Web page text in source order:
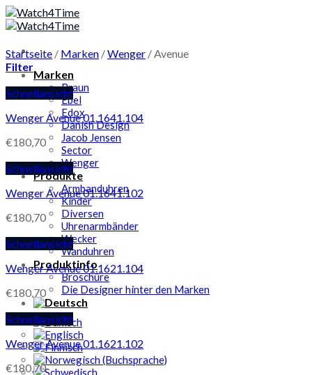
Skip
to
Marken
Braun
Ebel
Edox
Danish Design
Jacob Jensen
Sector
Wenger
Produkte
Armbanduhren
Kinder
Diversen
Uhrenarmbänder
Wecker
Wanduhren
Produktinfo
Broschüre
Die Designer hinter den Marken
Startseite / Marken /Wenger /Avenue
Filter
Schnellansicht
Wenger Avenue 01.1641.104
€180,70
Schnellansicht
Wenger Avenue 01.1641.102
€180,70
Schnellansicht
Wenger Avenue 01.1621.104
€180,70
Schnellansicht
Wenger Avenue 01.1621.102
€180,70